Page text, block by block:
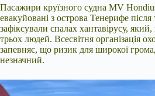
Пасажири круїзного судна MV
евакуйовані з острова Тенерифе після
зафіксували спалах хантавірусу,
трьох людей. Всесвітня організація
запевняє, що ризик для широкої
незначний.